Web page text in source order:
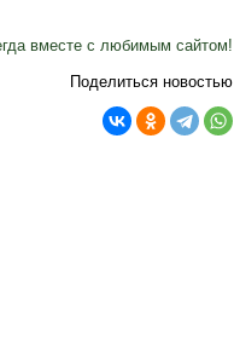
вместе с любимым сайтом!
Поделиться новостью